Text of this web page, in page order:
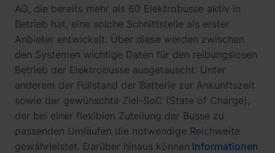
AG, die bereits mehr als 60 Elektrobusse aktiv in
Betrieb hat, eine solche Schnittstelle als erster
Anbieter entwickelt. Über diese werden zwischen
den Systemen wichtige Daten für den reibungslosen
Betrieb der Elektrobusse ausgetauscht: Unter
anderem der Füllstand der Batterie zur Ankunftszeit
sowie der gewünschte Ziel-SoC (State of Charge),
der bei einer flexiblen Zuteilung der Busse zu
passenden Umläufen die notwendige Reichweite
gewährleistet. Darüber hinaus können Informationen